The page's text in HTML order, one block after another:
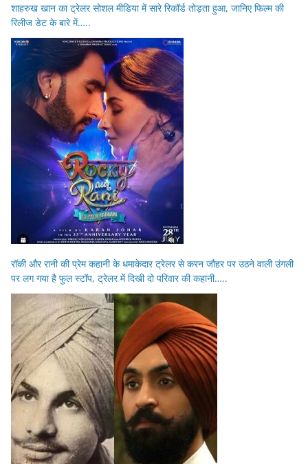
शाहरुख खान का ट्रेलर सोशल मीडिया में सारे रिकॉर्ड तोड़ता हुआ, जानिए फिल्म की
रिलीज डेट के बारे में…..
रॉकी और रानी की प्रेम कहानी के धमाकेदार ट्रेलर से करन जौहर पर उठने वाली उंगली
पर लग गया है फुल स्टॉप, ट्रेलर में दिखी दो परिवार की कहानी…..